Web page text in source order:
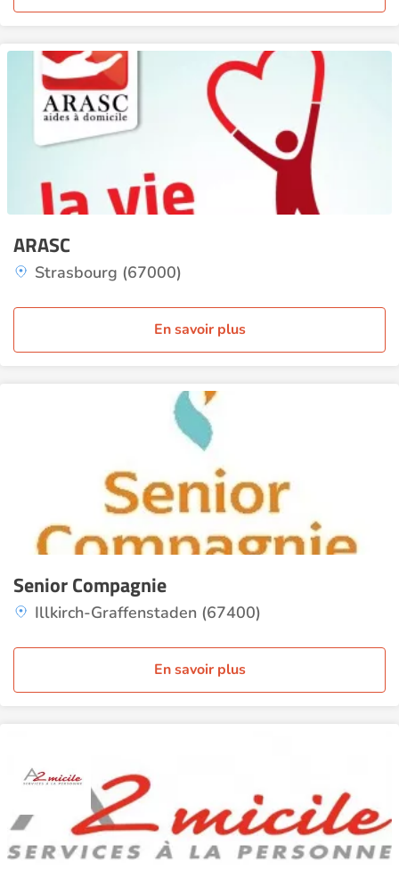
ARASC
Strasbourg (67000)
En savoir plus
Senior Compagnie
Illkirch-Graffenstaden (67400)
En savoir plus